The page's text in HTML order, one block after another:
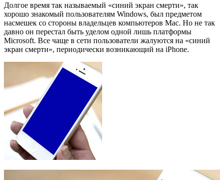
Долгое время так называемый «синий экран смерти», так
хорошо знакомый пользователям Windows, был предметом
насмешек со стороны владельцев компьютеров Mac. Но не так
давно он перестал быть уделом одной лишь платформы
Microsoft. Все чаще в сети пользователи жалуются на «синий
экран смерти», периодически возникающий на iPhone.